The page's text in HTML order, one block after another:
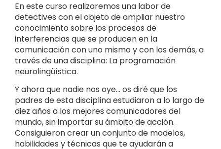
En este curso realizaremos una labor de
detectives con el objeto de ampliar nuestro
conocimiento sobre los procesos de
interferencias que se producen en la
comunicación con uno mismo y con los demás, a
través de una disciplina: La programación
neurolingüística.
Y ahora que nadie nos oye… os diré que los
padres de esta disciplina estudiaron a lo largo de
diez años a los mejores comunicadores del
mundo, sin importar su ámbito de acción.
Consiguieron crear un conjunto de modelos,
habilidades y técnicas que te ayudarán a